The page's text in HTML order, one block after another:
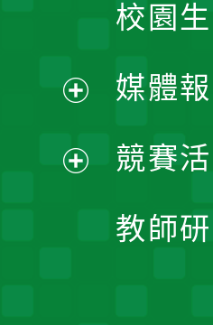
校園
媒體
競賽
教師
開